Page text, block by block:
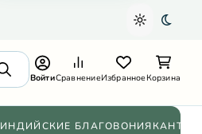
Светлая
ПоискВойтиСравнениеИзбранноеКорзина
ИНДИЙСКИЕ БЛАГОВОНИЯ